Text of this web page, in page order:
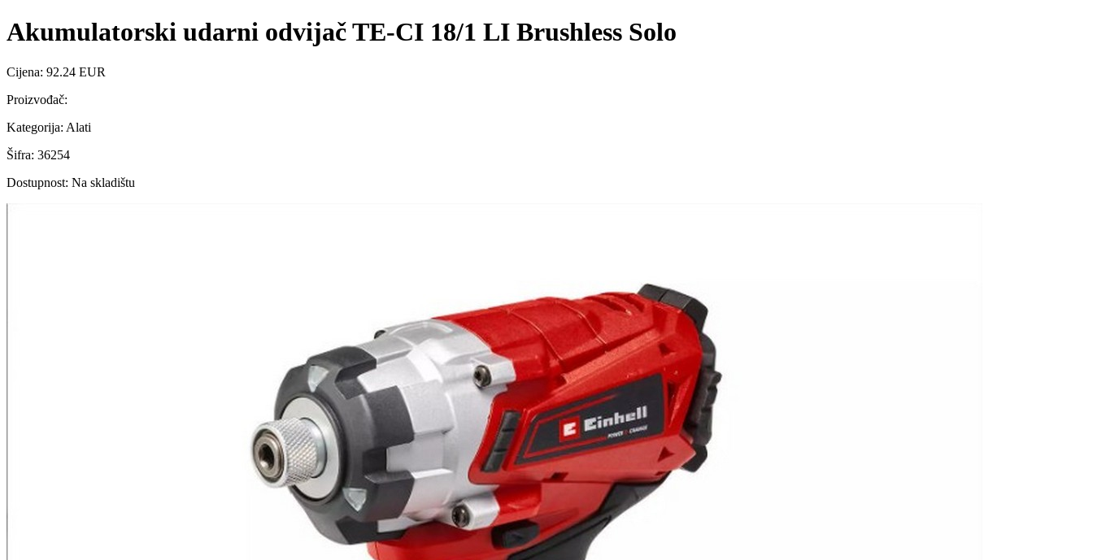
Akumulatorski udarni odvijač TE-CI 18/1 LI Brushless Solo
Cijena: 92.24 EUR
Proizvođač:
Kategorija: Alati
Šifra: 36254
Dostupnost: Na skladištu